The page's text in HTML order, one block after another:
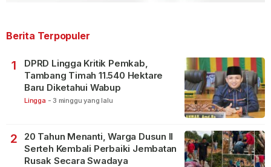
Berita Terpopuler
1
DPRD Lingga Kritik Pemkab,
Tambang Timah 11.540 Hektare
Baru Diketahui Wabup
Lingga - 3 minggu yang lalu
2
20 Tahun Menanti, Warga Dusun II
Serteh Kembali Perbaiki Jembatan
Rusak Secara Swadaya